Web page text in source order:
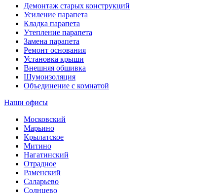
Демонтаж старых конструкций
Усиление парапета
Кладка парапета
Утепление парапета
Замена парапета
Ремонт основания
Установка крыши
Внешняя обшивка
Шумоизоляция
Объединение с комнатой
Наши офисы
Московский
Марьино
Крылатское
Митино
Нагатинский
Отрадное
Раменский
Саларьево
Солнцево